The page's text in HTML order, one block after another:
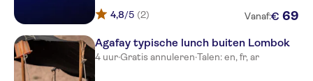
4,8/5 (2) Vanaf:€ 69
Agafay typische lunch buiten Lombok
4 uur·Gratis annuleren·Talen: en, fr, ar